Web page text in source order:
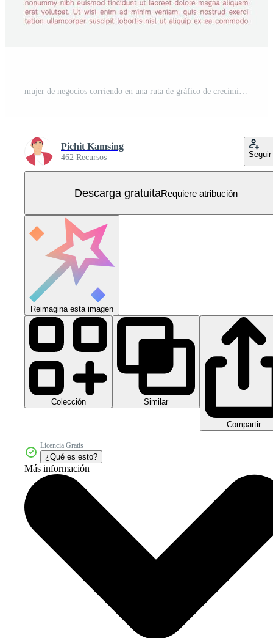
mujer de negocios corriendo en una ruta de gráfico de crecimiento hacia el objetivo. Vector Gratis
Pichit Kamsing
462 Recursos Seguir
Descarga gratuitaRequiere atribución
Reimagina esta imagen
Colección Similar
Compartir
Licencia Gratis
¿Qué es esto?
Más información